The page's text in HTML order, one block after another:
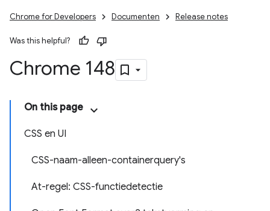
Chrome for Developers Documenten Release notes
Was this helpful?
Chrome 148
On this page
CSS en UI
CSS-naam-alleen-containerquery's
At-regel: CSS-functiedetectie